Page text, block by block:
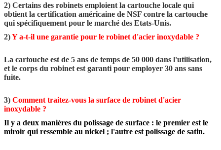
2) Certains des robinets emploient la cartouche locale qui
obtient la certification américaine de NSF contre la cartouche
qui spécifiquement pour le marché des Etats-Unis.
2)Y a-t-il une garantie pour le robinet d'acier inoxydable ?
La cartouche est de 5 ans de temps de 50 000 dans l'utilisation,
et le corps du robinet est garanti pour employer 30 ans sans
fuite.
3) Comment traitez-vous la surface de robinet d'acier
inoxydable ?
Il y a deux manières du polissage de surface : le premier est le
miroir qui ressemble au nickel ; l'autre est polissage de satin.